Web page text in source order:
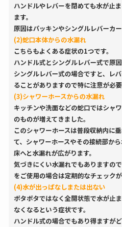
ハンドルやレバーを閉めても水が止
ます。
原因はパッキンやシングルレバーカー
(2)蛇口本体からの水漏れ
こちらもよくある症状の1つです。
ハンドル式とシングルレバー式で原
シングルレバー式の場合ですと、レ
ることがありますので特に注意が必要
(3)シャワーホースからの水漏れ
キッチンや洗面などの蛇口ではシャ
のものが増えてきました。
このシャワーホースは普段収納内に
て、シャワーホースやその接続部か
床へと水漏れが広がります。
気づきにくい水漏れでもありますの
をご使用の場合は定期的なチェックが
(4)水が出っぱなしまたは出ない
ポタポタではなく全開状態で水が止
なくなるという症状です。
ハンドル式の場合でもあり得ますが